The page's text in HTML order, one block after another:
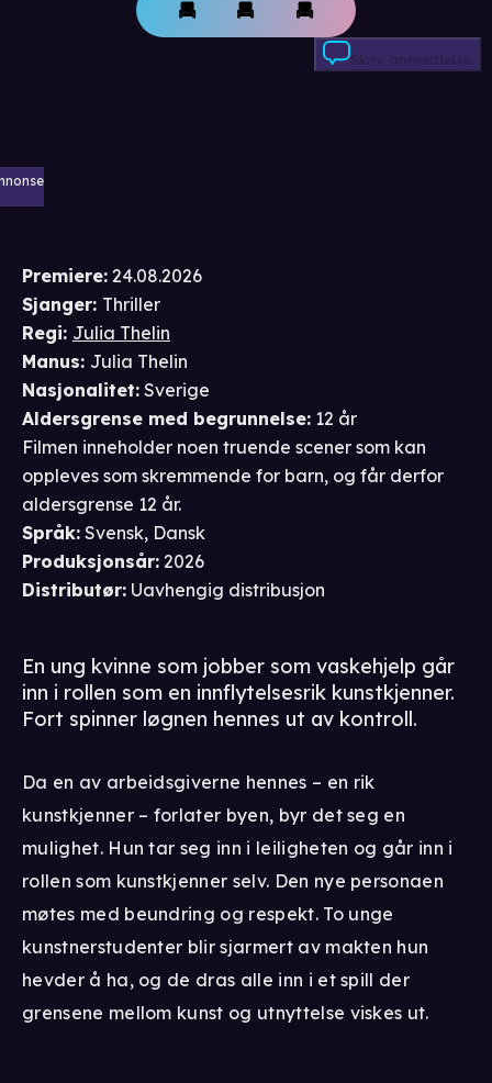
Skriv anmeldelse
Premiere: 24.08.2026
Sjanger: Thriller
Regi: Julia Thelin
Manus: Julia Thelin
Nasjonalitet: Sverige
Aldersgrense med begrunnelse: 12 år
Filmen inneholder noen truende scener som kan
oppleves som skremmende for barn, og får derfor
aldersgrense 12 år.
Språk: Svensk, Dansk
Produksjonsår: 2026
Distributør: Uavhengig distribusjon
En ung kvinne som jobber som vaskehjelp går
inn i rollen som en innflytelsesrik kunstkjenner.
Fort spinner løgnen hennes ut av kontroll.
Da en av arbeidsgiverne hennes – en rik
kunstkjenner – forlater byen, byr det seg en
mulighet. Hun tar seg inn i leiligheten og går inn i
rollen som kunstkjenner selv. Den nye personaen
møtes med beundring og respekt. To unge
kunstnerstudenter blir sjarmert av makten hun
hevder å ha, og de dras alle inn i et spill der
grensene mellom kunst og utnyttelse viskes ut.